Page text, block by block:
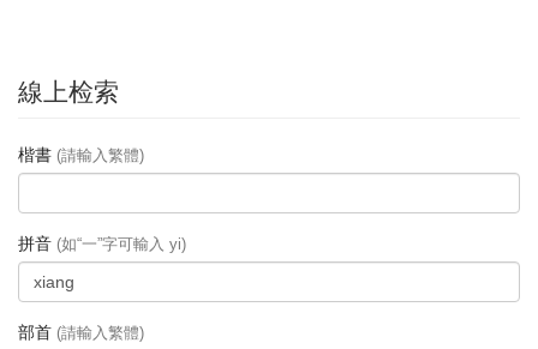
線上检索
楷書 (請輸入繁體)
拼音 (如“一”字可輸入 yi)
部首 (請輸入繁體)